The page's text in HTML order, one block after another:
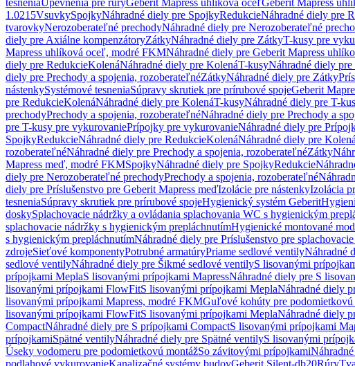
tesneniaUpevnenia pre rúryGeberit Mapress uhlíková oceľGeberit Mapress
1.0215VsuvkySpojkyNáhradné diely pre SpojkyRedukcieNáhradné diely pre
tvarovkyNerozoberateľné prechodyNáhradné diely pre Nerozoberateľné
diely pre Axiálne kompenzátoryZátkyNáhradné diely pre ZátkyT-kusy pre
Mapress uhlíková oceľ, modré FKMNáhradné diely pre Geberit Mapress
diely pre RedukcieKolenáNáhradné diely pre KolenáT-kusyNáhradné diely
diely pre Prechody a spojenia, rozoberateľnéZátkyNáhradné diely pre Zátky
nástenkySystémové tesneniaSúpravy skrutiek pre prírubové spojeGeberit
pre RedukcieKolenáNáhradné diely pre KolenáT-kusyNáhradné diely pre T-
prechodyPrechody a spojenia, rozoberateľnéNáhradné diely pre Prechody a
pre T-kusy pre vykurovaniePrípojky pre vykurovanieNáhradné diely pre
SpojkyRedukcieNáhradné diely pre RedukcieKolenáNáhradné diely pre Kolená
rozoberateľnéNáhradné diely pre Prechody a spojenia, rozoberateľnéZátky
Mapress meď, modré FKMSpojkyNáhradné diely pre SpojkyRedukcie
diely pre Nerozoberateľné prechodyPrechody a spojenia, rozoberateľné
diely pre Príslušenstvo pre Geberit Mapress meďIzolácie pre nástenkyIzolácia
tesneniaSúpravy skrutiek pre prírubové spojeHygienický systém Geberit
doskySplachovacie nádržky a ovládania splachovania WC s hygienickým
splachovacie nádržky s hygienickým prepláchnutímHygienické montované
s hygienickým prepláchnutímNáhradné diely pre Príslušenstvo pre
zdrojeSieťové komponentyPotrubné armatúryPriame sedlové ventilyNáhradné
sedlové ventilyNáhradné diely pre Šikmé sedlové ventilyS lisovanými
prípojkami MeplaS lisovanými prípojkami MapressNáhradné diely pre S
lisovanými prípojkami FlowFitS lisovanými prípojkami MeplaNáhradné diely
lisovanými prípojkami Mapress, modré FKMGuľové kohúty pre podomietkovú
lisovanými prípojkami FlowFitS lisovanými prípojkami MeplaNáhradné diely
CompactNáhradné diely pre S prípojkami CompactS lisovanými prípojkami
prípojkamiSpätné ventilyNáhradné diely pre Spätné ventilyS lisovanými
Úseky vodomeru pre podomietkovú montážSo závitovými prípojkami
podlahové vykurovanieKanalizačné systémy budovGeberit Silent-db20Rúry